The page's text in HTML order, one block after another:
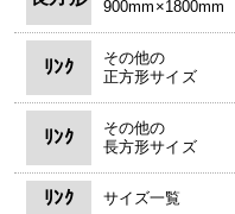
900mm×1800mm
ﾘﾝｸ
その他の
正方形サイズ
ﾘﾝｸ
その他の
長方形サイズ
ﾘﾝｸ サイズ一覧